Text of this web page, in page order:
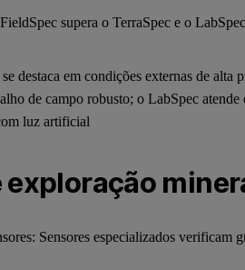
supera o TerraSpec e o
destaca em condições externas de alta
de campo robusto; o LabSpec atende
luz artificial
exploração
Sensores especializados verificam